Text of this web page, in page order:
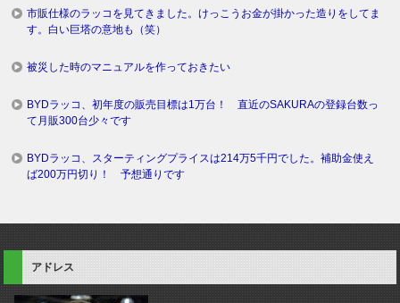
市販仕様のラッコを見てきました。けっこうお金が掛かった造りをしてま
す。白い巨塔の意地も（笑）
被災した時のマニュアルを作っておきたい
BYDラッコ、初年度の販売目標は1万台！ 直近のSAKURAの登録台数っ
て月販300台少々です
BYDラッコ、スターティングプライスは214万5千円でした。補助金使え
ば200万円切り！ 予想通りです
アドレス